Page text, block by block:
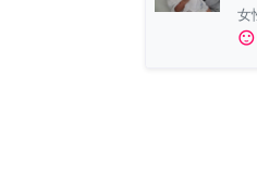
女
sentiment_satisfied